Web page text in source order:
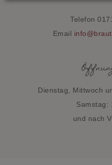
Telefon
Email
Dienstag, Mittwoch
Samstag:
und nach